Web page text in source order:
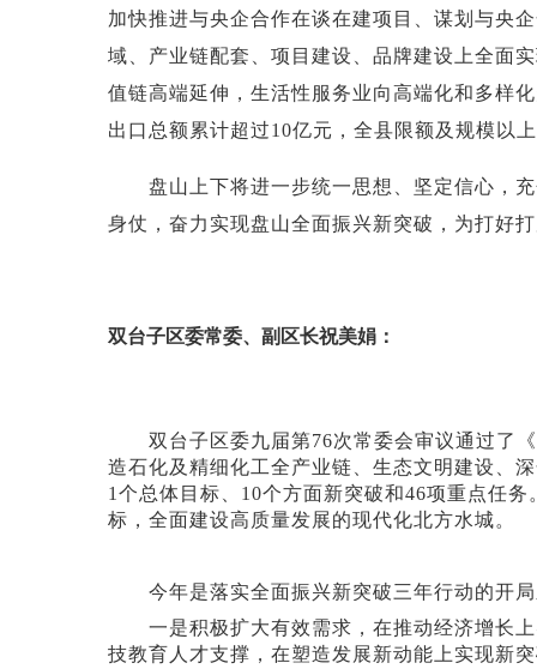
加快推进与央企合作在谈在建项目、谋划与央
域、产业链配套、项目建设、品牌建设上全面
值链高端延伸，生活性服务业向高端化和多样
出口总额累计超过10亿元，全县限额及规模以
盘山上下将进一步统一思想、坚定信心，充
身仗，奋力实现盘山全面振兴新突破，为打好
双台子区委常委、副区长祝美娟：
双台子区委九届第76次常委会审议通过了
造石化及精细化工全产业链、生态文明建设、
1个总体目标、10个方面新突破和46项重点任
标，全面建设高质量发展的现代化北方水城。
今年是落实全面振兴新突破三年行动的开局
一是积极扩大有效需求，在推动经济增长上
技教育人才支撑，在塑造发展新动能上实现新